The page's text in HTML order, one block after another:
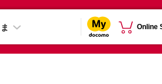
Online